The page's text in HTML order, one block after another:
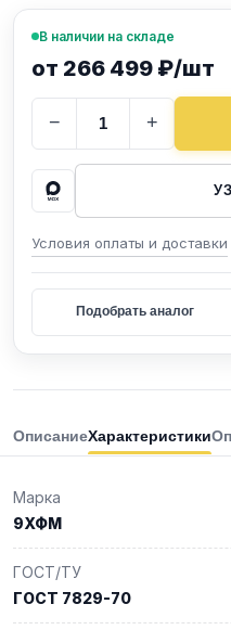
В наличии на складе
от 266 499 ₽/шт
− +
Условия оплаты и доставки
Подобрать аналог
ОписаниеХарактеристики
Марка
9ХФМ
ГОСТ/ТУ
ГОСТ 7829-70